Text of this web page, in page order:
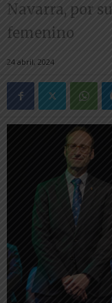
Navarra, por
femenino
24 abril, 2024